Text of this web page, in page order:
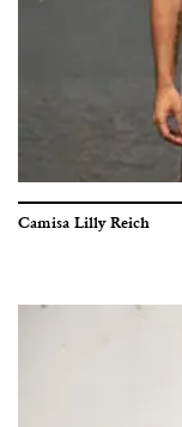
Camisa Lilly Reich